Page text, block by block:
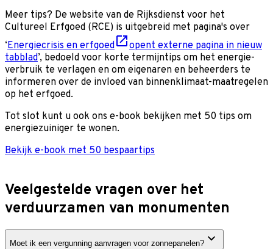
Meer tips? De website van de Rijksdienst voor het
Cultureel Erfgoed (RCE) is uitgebreid met pagina's over
‘Energiecrisis en erfgoed
opent externe pagina in nieuw
tabblad’, bedoeld voor korte termijntips om het energie­
verbruik te verlagen en om eigenaren en be­heerders te
informeren over de invloed van binnen­klimaat-maatregelen
op het erfgoed.
Tot slot kunt u ook ons e-book bekijken met 50 tips om
energiezuiniger te wonen.
Bekijk e-book met 50 bespaartips
Veelgestelde vragen over het
verduurzamen van monumenten
Moet ik een vergunning aanvragen voor zonnepanelen?